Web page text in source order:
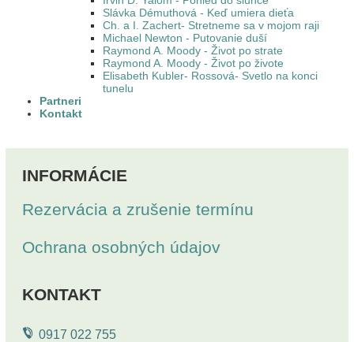
Slávka Démuthová - Keď umiera dieťa
Ch. a I. Zachert- Stretneme sa v mojom raji
Michael Newton - Putovanie duší
Raymond A. Moody - Život po strate
Raymond A. Moody - Život po živote
Elisabeth Kubler- Rossová- Svetlo na konci
tunelu
Partneri
Kontakt
INFORMÁCIE
Rezervácia a zrušenie termínu
Ochrana osobných údajov
KONTAKT
0917 022 755